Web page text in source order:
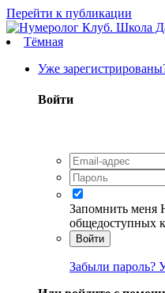
Перейти к публикации
Тёмная
Уже
Войти
Запомнить меня
общедоступных
Войти
Забыли пароль?